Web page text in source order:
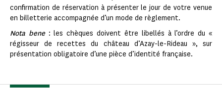
confirmation de réservation à présenter le jour de votre venue
en billetterie accompagnée d’un mode de règlement.
Nota bene: les chèques doivent être libellés à l’ordre du «
régisseur de recettes du château d’Azay-le-Rideau », sur
présentation obligatoire d’une pièce d’identité française.